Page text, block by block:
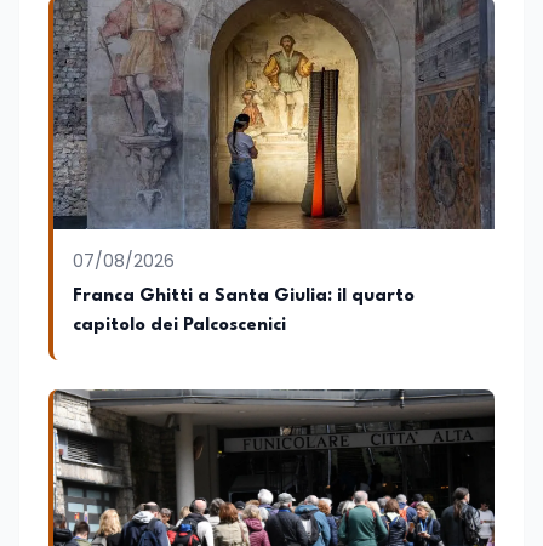
Rosso al Nero. Ho partecipato al volume
collettivo edito dalla Fondazione
Tatarella e da Giubilei Regnani editore sui
trent’anni dalla fondazione di Alleanza
nazionale. Per tre legislature sono stato
collaboratore parlamentare
occupandomi di legge di bilancio e di
politiche agroalimentari con particolare
riferimento all’export del Made in Italy e
al contrasto dell’Italian sounding,
collaborando con le Camera di
Appassionato di storia, di sociologia e di
costume, spesso racconto all’interno
internazionale attraverso gli usi, le
abitudini e i protagonisti che hanno
accompagnato negli anni lo sviluppo e la
crescita sociale e culturale. Pugliese di
nascita, vivo a Roma o in un ipotetico
altrove.
07/08/2026
Franca Ghitti a Santa Giulia: il quarto
capitolo dei Palcoscenici